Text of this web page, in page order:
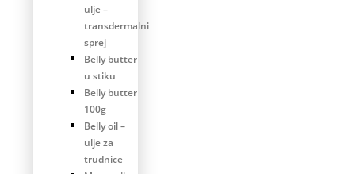
ulje –
transdermalni
sprej
Belly butter
u stiku
Belly butter
100g
Belly oil –
ulje za
trudnice